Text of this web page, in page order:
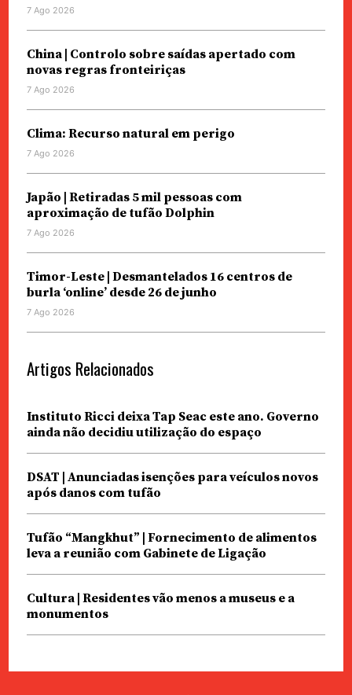
7 Ago 2026
China | Controlo sobre saídas apertado com
novas regras fronteiriças
7 Ago 2026
Clima: Recurso natural em perigo
7 Ago 2026
Japão | Retiradas 5 mil pessoas com
aproximação de tufão Dolphin
7 Ago 2026
Timor-Leste | Desmantelados 16 centros de
burla ‘online’ desde 26 de junho
7 Ago 2026
Artigos Relacionados
Instituto Ricci deixa Tap Seac este ano. Governo
ainda não decidiu utilização do espaço
DSAT | Anunciadas isenções para veículos novos
após danos com tufão
Tufão “Mangkhut” | Fornecimento de alimentos
leva a reunião com Gabinete de Ligação
Cultura | Residentes vão menos a museus e a
monumentos